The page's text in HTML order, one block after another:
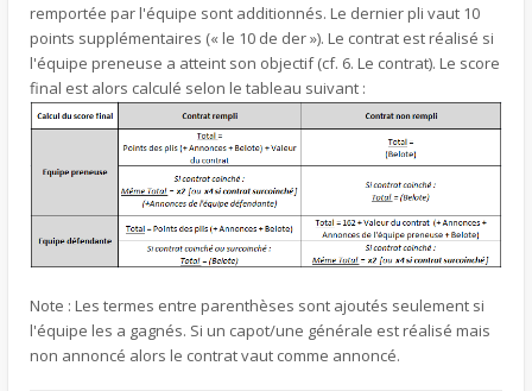
remportée par l'équipe sont additionnés. Le dernier pli vaut 10
points supplémentaires (« le 10 de der »). Le contrat est réalisé si
l'équipe preneuse a atteint son objectif (cf. 6. Le contrat). Le score
final est alors calculé selon le tableau suivant :
Note : Les termes entre parenthèses sont ajoutés seulement si
l'équipe les a gagnés. Si un capot/une générale est réalisé mais
non annoncé alors le contrat vaut comme annoncé.